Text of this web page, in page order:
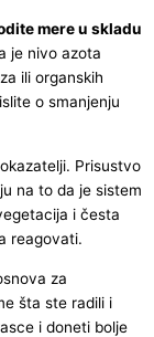
mere u skladu
je nivo azota
ili organskih
o smanjenju
Prisustvo
na to da je sistem
i česta
reagovati.
za
šta ste radili i
i doneti bolje